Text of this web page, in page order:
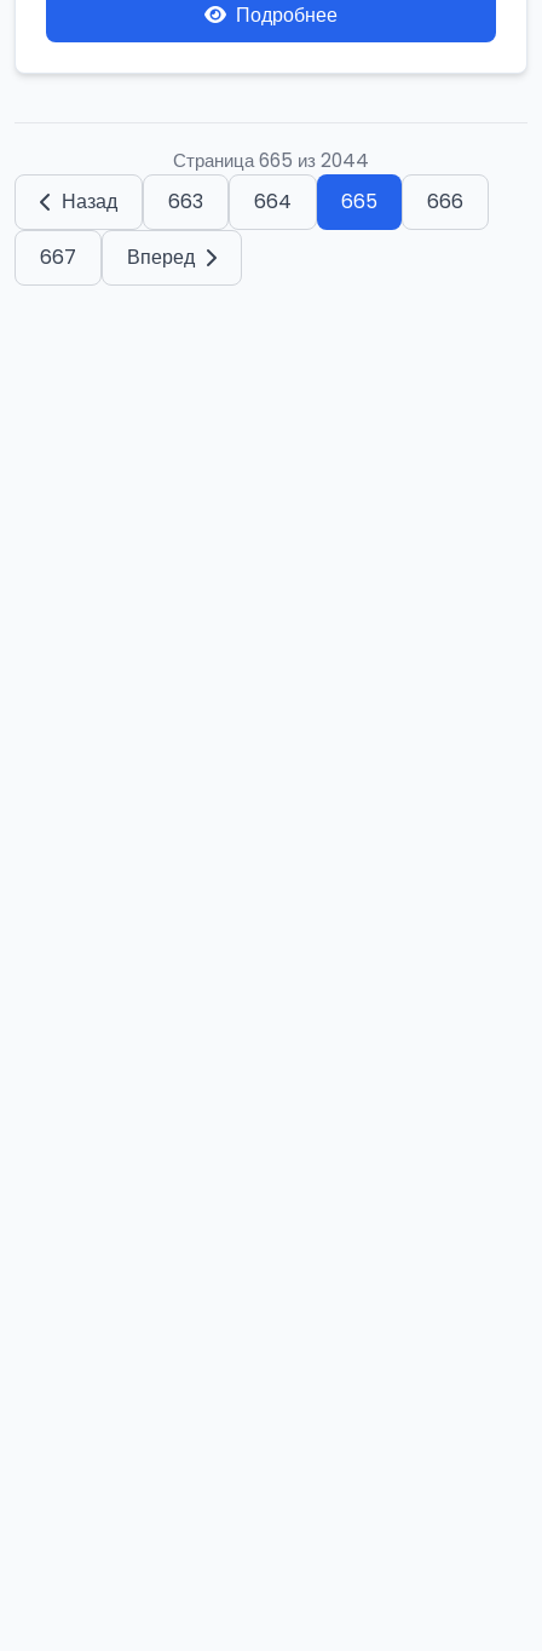
Подробнее
Страница 665 из 2044
Назад 663 664 665
666
667
Вперед